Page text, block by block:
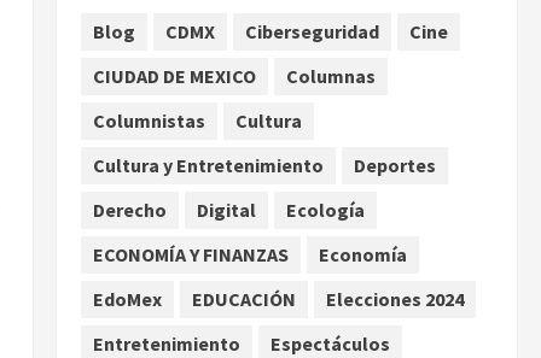
2
Lotería Nacional emite
billete por centenario de la
México
agosto 7, 2026
Internacional Portada
Desplome de la IA arrastra a
Street
agosto 7, 2026
Blog CDMX Ciberseguridad
Cine
CIUDAD DE MEXICO
Columnas
Columnistas
Cultura
Cultura y Entretenimiento
Deportes
Derecho
Digital
Ecología
ECONOMÍA Y FINANZAS
Economía
EdoMex
EDUCACIÓN
Elecciones 2024
Entretenimiento
Espectáculos